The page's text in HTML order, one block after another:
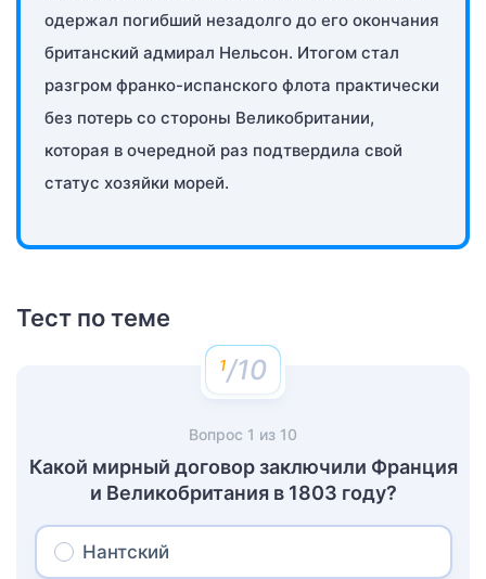
одержал погибший незадолго до его окончания
британский адмирал Нельсон. Итогом стал
разгром франко-испанского флота практически
без потерь со стороны Великобритании,
которая в очередной раз подтвердила свой
статус хозяйки морей.
Тест по теме
/10
Вопрос 1 из 10
Какой мирный договор заключили Франция
и Великобритания в 1803 году?
Нантский